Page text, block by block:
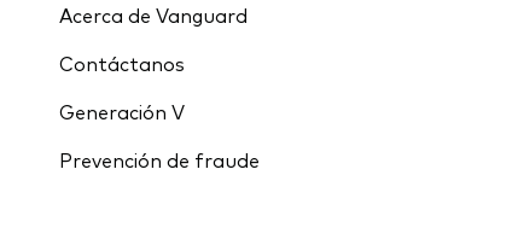
Acerca de Vanguard
Contáctanos
Generación V
Prevención de fraude